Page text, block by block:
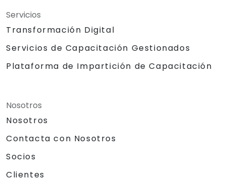
Servicios
Transformación Digital
Servicios de Capacitación Gestionados
Plataforma de Impartición de Capacitación
Nosotros
Nosotros
Contacta con Nosotros
Socios
Clientes